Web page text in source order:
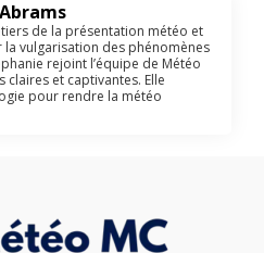
de la présentation météo et
la vulgarisation des phénomènes
rejoint l’équipe de Météo
et captivantes. Elle
pour rendre la météo